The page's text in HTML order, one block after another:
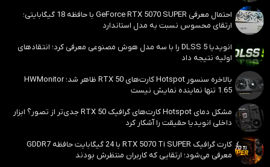
احتمال معرفی GeForce RTX 5070 SUPER با حافظه 18 گیگابایتی؛
ارتقای محسوس نسبت به مدل استاندارد
انویدیا DLSS 5 را با سه مدل هوش مصنوعی معرفی کرد؛ انتقادهای
اولیه نتیجه داد
بالاخره سنسور Hotspot کارت‌های RTX 50 ظاهر شد؛ HWMonitor
1.65 تنها نماینده نمایش نیست
مشکل دمای Hotspot کارت‌های گرافیک RTX 50 جدی‌تر از تصور؟ ابزار
داخلی انویدیا حقیقت را آشکار کرد
کارت گرافیک RTX 5070 Ti SUPER با 24 گیگابایت حافظه GDDR7
معرفی می‌شود؛ ارتقایی که کاربران منتظرش بودند